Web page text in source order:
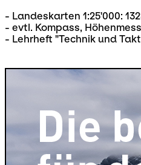
- Landeskarten 1:25'000:
- evtl. Kompass,
- Lehrheft "Technik und